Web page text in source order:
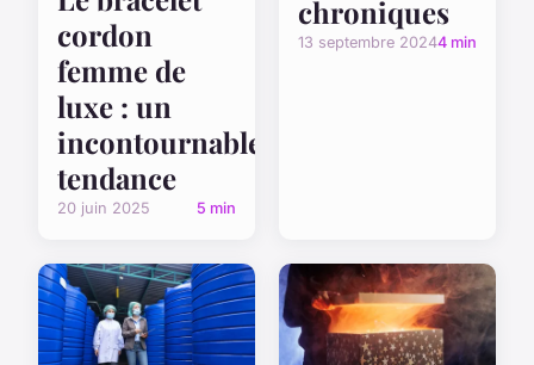
cordon
femme de
luxe : un
incontournable
tendance
20 juin 2025 5 min
chroniques
13 septembre 20244 min